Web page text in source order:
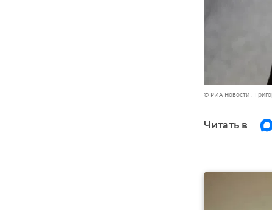
© РИА Новости .
Читать в